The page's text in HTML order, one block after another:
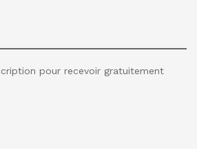
pour recevoir gratuitement